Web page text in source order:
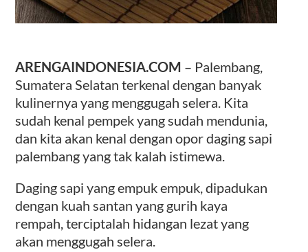
ARENGAINDONESIA.COM – Palembang,
Sumatera Selatan terkenal dengan banyak
kulinernya yang menggugah selera. Kita
sudah kenal pempek yang sudah mendunia,
dan kita akan kenal dengan opor daging sapi
palembang yang tak kalah istimewa.
Daging sapi yang empuk empuk, dipadukan
dengan kuah santan yang gurih kaya
rempah, terciptalah hidangan lezat yang
akan menggugah selera.